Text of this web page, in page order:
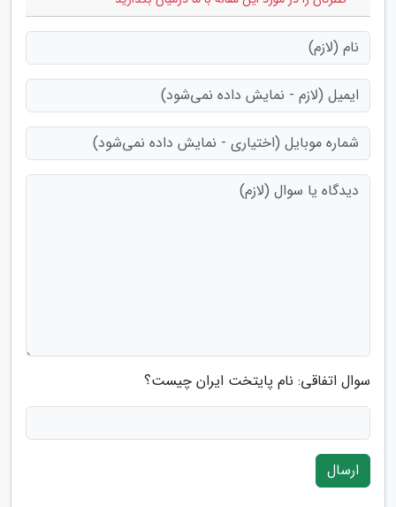
سوال اتفاقی: نام پایتخت ایران چیست؟
ارسال